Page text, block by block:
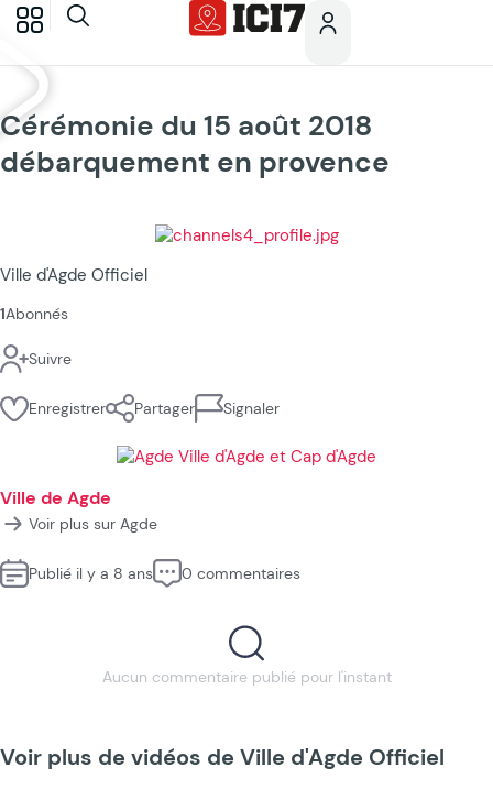
Cérémonie du 15 août 2018
débarquement en provence
Ville d'Agde Officiel
1Abonnés
Suivre
Enregistrer Partager Signaler
Ville de Agde
Voir plus sur Agde
Publié il y a 8 ans 0 commentaires
Aucun commentaire publié pour l'instant
Voir plus de vidéos de Ville d'Agde Officiel